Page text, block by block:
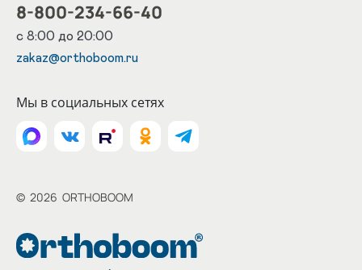
8-800-234-66-40
с 8:00 до 20:00
zakaz@orthoboom.ru
Мы в социальных сетях
© 2026 ORTHOBOOM